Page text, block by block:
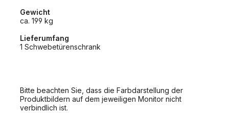
Gewicht
ca. 199 kg
Lieferumfang
1 Schwebetürenschrank
Bitte beachten Sie, dass die Farbdarstellung der
Produktbildern auf dem jeweiligen Monitor nicht
verbindlich ist.